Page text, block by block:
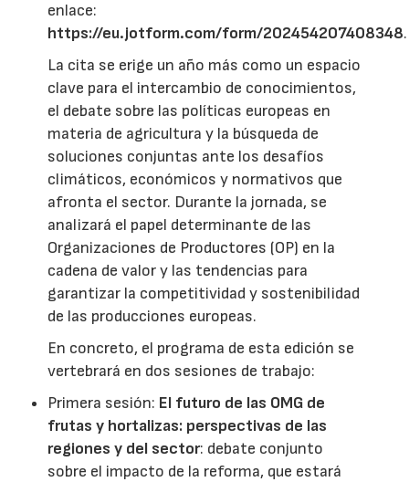
enlace:
https://eu.jotform.com/form/202454207408348.
La cita se erige un año más como un espacio
clave para el intercambio de conocimientos,
el debate sobre las políticas europeas en
materia de agricultura y la búsqueda de
soluciones conjuntas ante los desafíos
climáticos, económicos y normativos que
afronta el sector. Durante la jornada, se
analizará el papel determinante de las
Organizaciones de Productores (OP) en la
cadena de valor y las tendencias para
garantizar la competitividad y sostenibilidad
de las producciones europeas.
En concreto, el programa de esta edición se
vertebrará en dos sesiones de trabajo:
Primera sesión: El futuro de las OMG de
frutas y hortalizas: perspectivas de las
regiones y del sector: debate conjunto
sobre el impacto de la reforma, que estará